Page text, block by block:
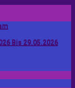
Bis 29.05.2026